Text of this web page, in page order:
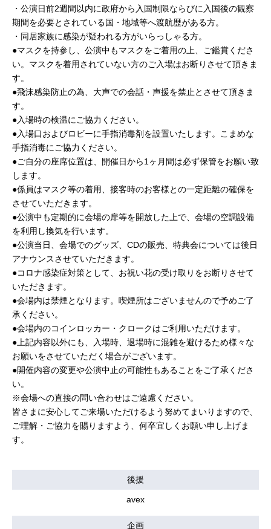
・公演日前2週間以内に政府から入国制限ならびに入国後の観察
期間を必要とされている国・地域等へ渡航歴がある方。
・同居家族に感染が疑われる方がいらっしゃる方。
●マスクを持参し、公演中もマスクをご着用の上、ご鑑賞くださ
い。マスクを着用されていない方のご入場はお断りさせて頂きま
す。
●飛沫感染防止の為、大声での会話・声援を禁止とさせて頂きま
す。
●入場時の検温にご協力ください。
●入場口およびロビーに手指消毒剤を設置いたします。こまめな
手指消毒にご協力ください。
●ご自分の座席位置は、開催日から1ヶ月間は必ず保管をお願い致
します。
●係員はマスク等の着用、接客時のお客様との一定距離の確保を
させていただきます。
●公演中も定期的に会場の扉等を開放した上で、会場の空調設備
を利用し換気を行います。
●公演当日、会場でのグッズ、CDの販売、特典会については後日
アナウンスさせていただきます。
●コロナ感染症対策として、お祝い花の受け取りをお断りさせて
いただきます。
●会場内は禁煙となります。喫煙所はございませんので予めご了
承ください。
●会場内のコインロッカー・クロークはご利用いただけます。
●上記内容以外にも、入場時、退場時に混雑を避けるため様々な
お願いをさせていただく場合がございます。
●開催内容の変更や公演中止の可能性もあることをご了承くださ
い。
※会場への直接の問い合わせはご遠慮ください。
皆さまに安心してご来場いただけるよう努めてまいりますので、
ご理解・ご協力を賜りますよう、何卒宜しくお願い申し上げま
す。
後援
avex
企画